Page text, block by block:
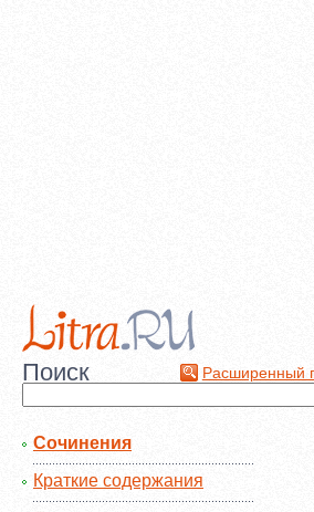
Поиск Расширенный
Сочинения
Краткие содержания